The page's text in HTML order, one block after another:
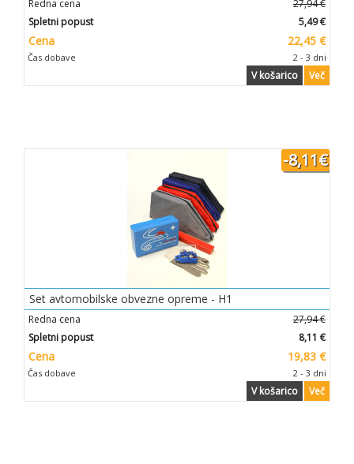
Redna cena
27,94 €
Spletni popust
5,49 €
Cena 22,45 €
Čas dobave 2 - 3 dni
Več
V košarico
-8,11€
Set avtomobilske obvezne opreme - H1
Redna cena
27,94 €
Spletni popust
8,11 €
Cena 19,83 €
Čas dobave 2 - 3 dni
Več
V košarico